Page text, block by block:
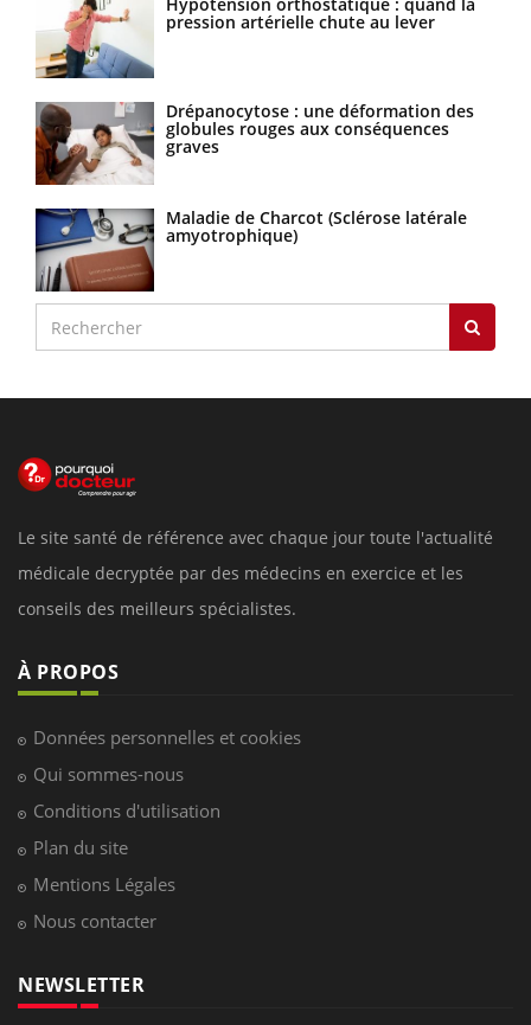
Hypotension orthostatique : quand la
pression artérielle chute au lever
Drépanocytose : une déformation des
globules rouges aux conséquences
graves
Maladie de Charcot (Sclérose latérale
amyotrophique)
Le site santé de référence avec chaque jour toute l'actualité
médicale decryptée par des médecins en exercice et les
conseils des meilleurs spécialistes.
À PROPOS
Données personnelles et cookies
Qui sommes-nous
Conditions d'utilisation
Plan du site
Mentions Légales
Nous contacter
NEWSLETTER